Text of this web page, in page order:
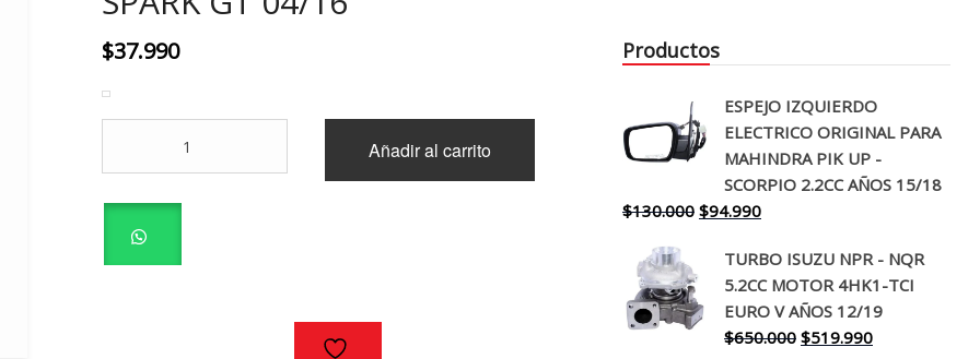
$37.990
(PAR)
CHEVROLET
OPTRA
Añadir al carrito
Productos
ESPEJO IZQUIERDO
ELECTRICO ORIGINAL PARA
MAHINDRA PIK UP -
SCORPIO 2.2CC AÑOS 15/18
$130.000 El
original
era:
$130.000.
$94.990El
actual
es:
$94.990.
TURBO ISUZU NPR - NQR
5.2CC MOTOR 4HK1-TCI
EURO V AÑOS 12/19
$650.000 El
$519.990El